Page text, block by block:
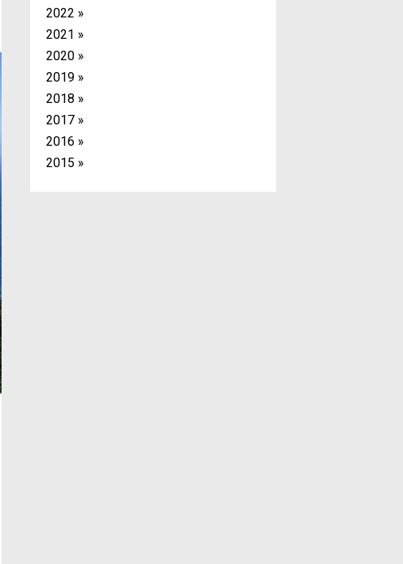
2022 »
2021 »
2020 »
2019 »
2018 »
2017 »
2016 »
2015 »